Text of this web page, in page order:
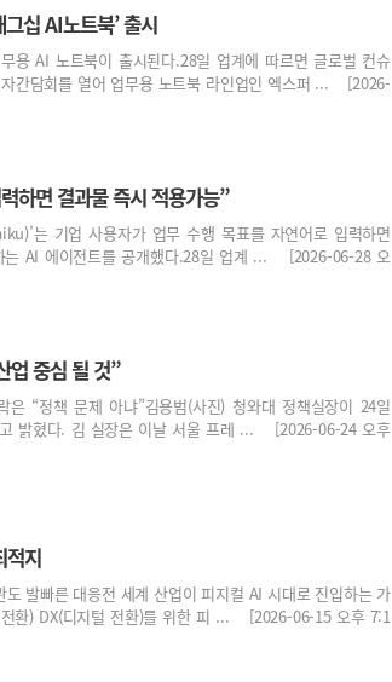
십 AI노트북’ 출시
용 AI 노트북이 출시된다.28일 업계에 따르면 글로벌 컨슈
간담회를 열어 업무용 노트북 라인업인 엑스퍼 ... [2026-
하면 결과물 즉시 적용가능”
는 기업 사용자가 업무 수행 목표를 자연어로 입력하면
는 AI 에이전트를 공개했다.28일 업계 ... [2026-06-28 오
업 중심 될 것”
“정책 문제 아냐”김용범(사진) 청와대 정책실장이 24일
고 밝혔다. 김 실장은 이날 서울 프레 ... [2026-06-24 오후
적지
발빠른 대응전 세계 산업이 피지컬 AI 시대로 진입하는 가
환) DX(디지털 전환)를 위한 피 ... [2026-06-15 오후 7:1